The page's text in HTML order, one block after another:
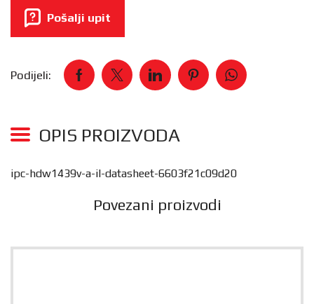
Pošalji upit
Podijeli:
OPIS PROIZVODA
ipc-hdw1439v-a-il-datasheet-6603f21c09d20
Povezani proizvodi